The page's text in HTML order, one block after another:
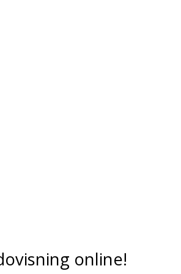
online!